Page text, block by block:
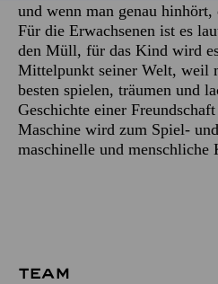
und wenn man genau
Für die Erwachsenen ist es
den Müll, für das Kind wird
Mittelpunkt seiner Welt, weil
besten spielen, träumen und
Geschichte einer
Maschine wird zum Spiel-
maschinelle und menschliche
TEAM